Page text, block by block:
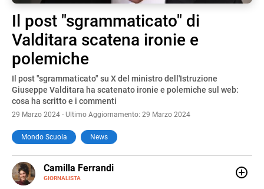
Il post "sgrammaticato" di
Valditara scatena ironie e
polemiche
Il post "sgrammaticato" su X del ministro dell'Istruzione
Giuseppe Valditara ha scatenato ironie e polemiche sul web:
cosa ha scritto e i commenti
29 Marzo 2024 - Ultimo Aggiornamento: 29 Marzo 2024
Mondo Scuola News
Camilla Ferrandi
GIORNALISTA
E-
MAIL
LINKEDIN